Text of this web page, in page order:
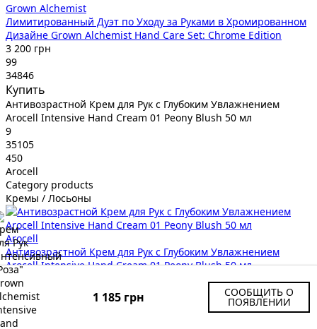
1 185 грн СООБЩИТЬ О
ПОЯВЛЕНИИ
Grown Alchemist
Лимитированный Дуэт по Уходу за Руками в Хромированном
Дизайне Grown Alchemist Hand Care Set: Chrome Edition
3 200 грн
99
34846
Купить
Антивозрастной Крем для Рук с Глубоким Увлажнением
Arocell Intensive Hand Cream 01 Peony Blush 50 мл
9
35105
450
Arocell
Category products
Кремы / Лосьоны
Arocell
Антивозрастной Крем для Рук с Глубоким Увлажнением
Arocell Intensive Hand Cream 01 Peony Blush 50 мл
450 грн
99
35105
Купить